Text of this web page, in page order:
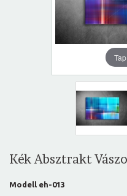
Kék Absztrakt
Modell eh-013